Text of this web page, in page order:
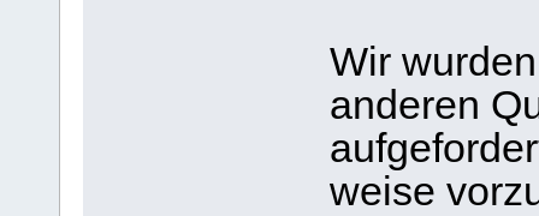
Wir
anderen
weise